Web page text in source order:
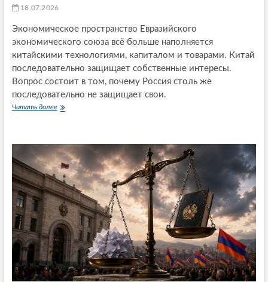
з
р
е
:
о
э
к
г
и
ч
е
с
к
и
е
и
г
и
18.07.2026
Экономическое пространство Евразийского
экономического союза всё больше наполняется
китайскими технологиями, капиталом и товарами. Китай
последовательно защищает собственные интересы.
Вопрос состоит в том, почему Россия столь же
последовательно не защищает свои.
Читать далееД
н
о
й
о
б
х
о
д
.
к
К